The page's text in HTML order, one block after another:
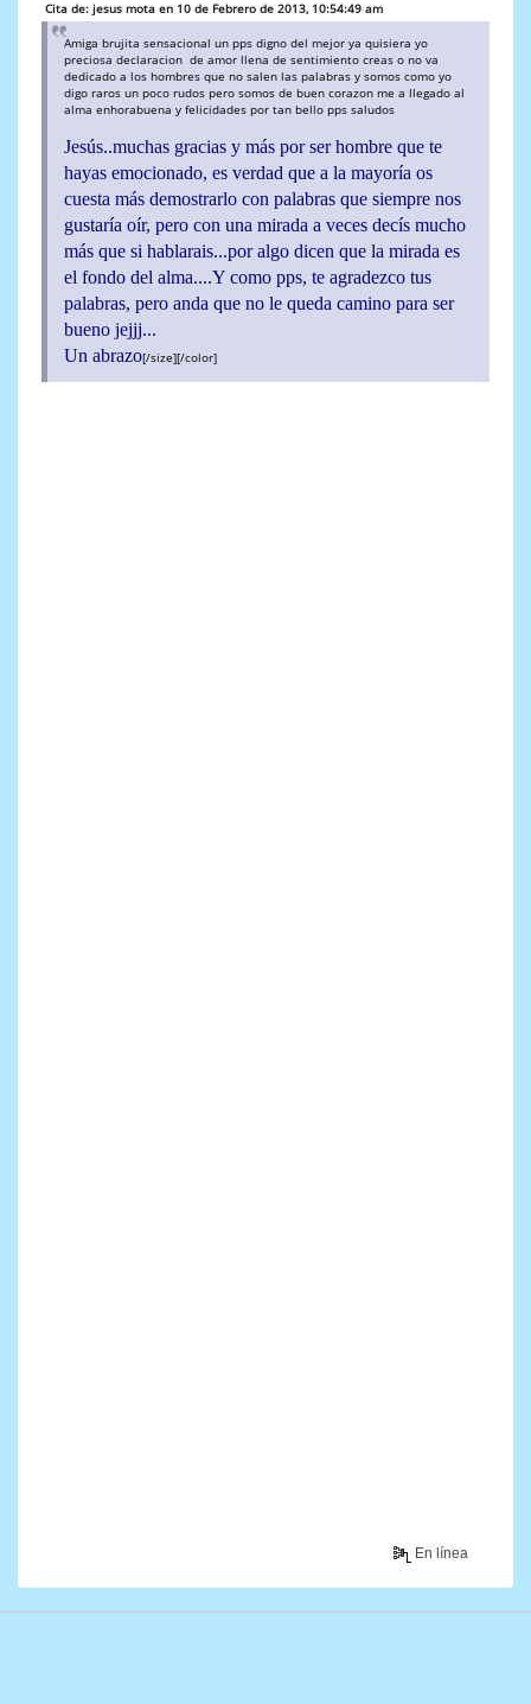
Cita de: jesus mota en 10 de Febrero de 2013, 10:54:49 am
Amiga brujita sensacional un pps digno del mejor ya quisiera yo
preciosa declaracion de amor llena de sentimiento creas o no va
dedicado a los hombres que no salen las palabras y somos como yo
digo raros un poco rudos pero somos de buen corazon me a llegado al
alma enhorabuena y felicidades por tan bello pps saludos
Jesús..muchas gracias y más por ser hombre que te
hayas emocionado, es verdad que a la mayoría os
cuesta más demostrarlo con palabras que siempre nos
gustaría oír, pero con una mirada a veces decís mucho
más que si hablarais...por algo dicen que la mirada es
el fondo del alma....Y como pps, te agradezco tus
palabras, pero anda que no le queda camino para ser
bueno jejjj...
Un abrazo[/size][/color]
En línea